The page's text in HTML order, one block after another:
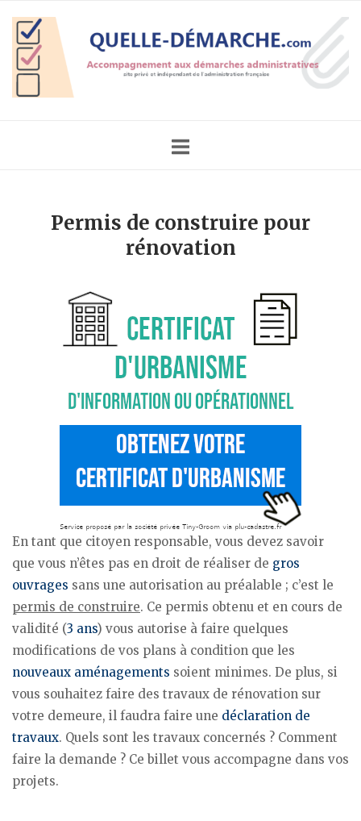
content
Home
Permis de construire pour
rénovation
En tant que citoyen responsable, vous devez savoir
que vous n’êtes pas en droit de réaliser de gros
ouvrages sans une autorisation au préalable ; c’est le
permis de construire. Ce permis obtenu et en cours de
validité (3 ans) vous autorise à faire quelques
modifications de vos plans à condition que les
nouveaux aménagements soient minimes. De plus, si
vous souhaitez faire des travaux de rénovation sur
votre demeure, il faudra faire une déclaration de
travaux. Quels sont les travaux concernés ? Comment
faire la demande ? Ce billet vous accompagne dans vos
projets.